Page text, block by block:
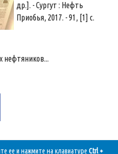
др.]. - Сургут : Нефть
Приобья, 2017. - 91, [1] с.
нефтяников...
ее и нажмите на клавиатуре Ctrl +